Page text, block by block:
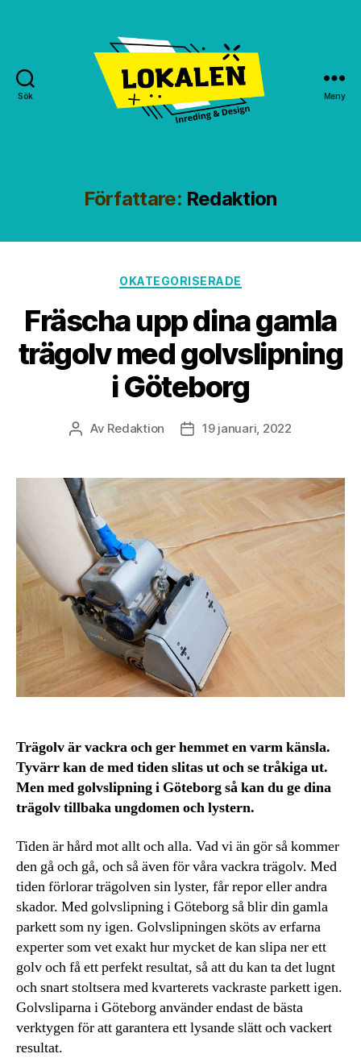
Sök Meny
Författare: Redaktion
Kategorier
OKATEGORISERADE
Fräscha upp dina gamla
trägolv med golvslipning
i Göteborg
Inläggsförfattare
Av Redaktion Inläggsdatum
19 januari, 2022
Trägolv är vackra och ger hemmet en varm känsla.
Tyvärr kan de med tiden slitas ut och se tråkiga ut.
Men med golvslipning i Göteborg så kan du ge dina
trägolv tillbaka ungdomen och lystern.
Tiden är hård mot allt och alla. Vad vi än gör så kommer
den gå och gå, och så även för våra vackra trägolv. Med
tiden förlorar trägolven sin lyster, får repor eller andra
skador. Med golvslipning i Göteborg så blir din gamla
parkett som ny igen. Golvslipningen sköts av erfarna
experter som vet exakt hur mycket de kan slipa ner ett
golv och få ett perfekt resultat, så att du kan ta det lugnt
och snart stoltsera med kvarterets vackraste parkett igen.
Golvsliparna i Göteborg använder endast de bästa
verktygen för att garantera ett lysande slätt och vackert
resultat.